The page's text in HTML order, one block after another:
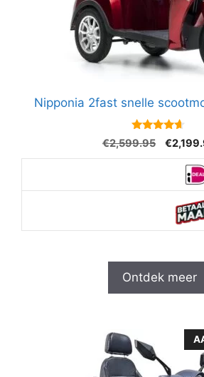
Nipponia 2fast snelle
4.5
van 5
€2,599.95
prijs
€
Ontdek meer